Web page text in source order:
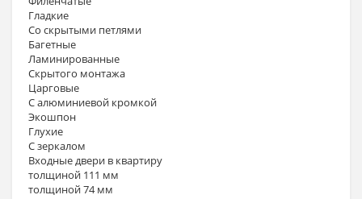
Гладкие
Со скрытыми петлями
Багетные
Ламинированные
Скрытого монтажа
Царговые
С алюминиевой кромкой
Экошпон
Глухие
С зеркалом
Входные двери в квартиру
толщиной 111 мм
толщиной 74 мм